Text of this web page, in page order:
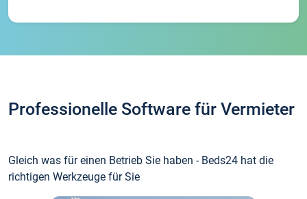
Professionelle Software für Vermieter
Gleich was für einen Betrieb Sie haben - Beds24 hat die
richtigen Werkzeuge für Sie